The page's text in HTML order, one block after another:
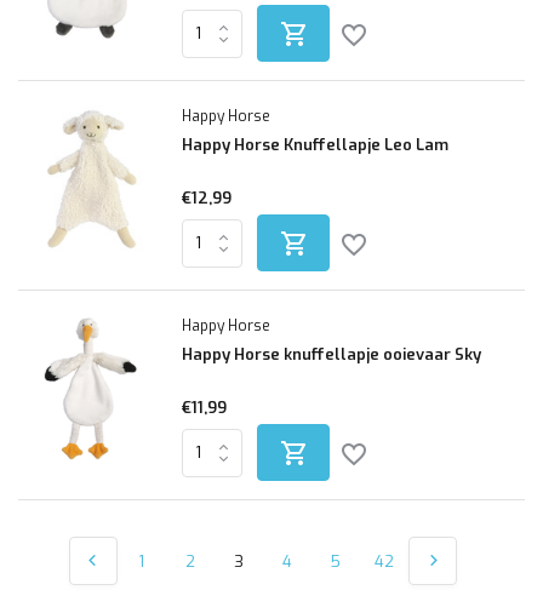
Happy Horse
Happy Horse Knuffellapje Leo Lam
€12,99
Happy Horse
Happy Horse knuffellapje ooievaar Sky
€11,99
1 2 3 4 5 42